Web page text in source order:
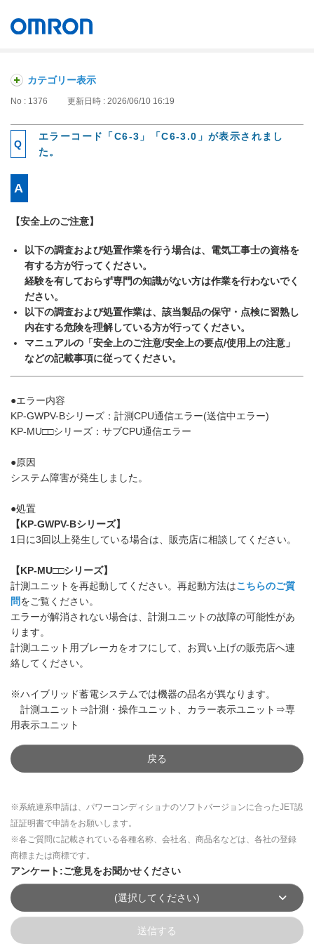
カテゴリー表示
No : 1376 更新日時 : 2026/06/10 16:19
エラーコード「C6-3」「C6-3.0」が表示されまし
た。
【安全上のご注意】
以下の調査および処置作業を行う場合は、電気工事士の資格を
有する方が行ってください。
経験を有しておらず専門の知識がない方は作業を行わないでく
ださい。
以下の調査および処置作業は、該当製品の保守・点検に習熟し
内在する危険を理解している方が行ってください。
マニュアルの「安全上のご注意/安全上の要点/使用上の注意」
などの記載事項に従ってください。
●エラー内容
KP-GWPV-Bシリーズ：計測CPU通信エラー(送信中エラー)
KP-MU□□シリーズ：サブCPU通信エラー
●原因
システム障害が発生しました。
●処置
【KP-GWPV-Bシリーズ】
1日に3回以上発生している場合は、販売店に相談してください。
【KP-MU□□シリーズ】
計測ユニットを再起動してください。再起動方法はこちらのご質
問をご覧ください。
エラーが解消されない場合は、計測ユニットの故障の可能性があ
ります。
計測ユニット用ブレーカをオフにして、お買い上げの販売店へ連
絡してください。
※ハイブリッド蓄電システムでは機器の品名が異なります。
計測ユニット⇒計測・操作ユニット、カラー表示ユニット⇒専
用表示ユニット
戻る
※系統連系申請は、パワーコンディショナのソフトバージョンに合ったJET認
証証明書で申請をお願いします。
※各ご質問に記載されている各種名称、会社名、商品名などは、各社の登録
商標または商標です。
アンケート:ご意見をお聞かせください
(選択してください)
送信する